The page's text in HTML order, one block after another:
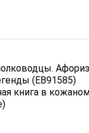
(EB91585)
книга в